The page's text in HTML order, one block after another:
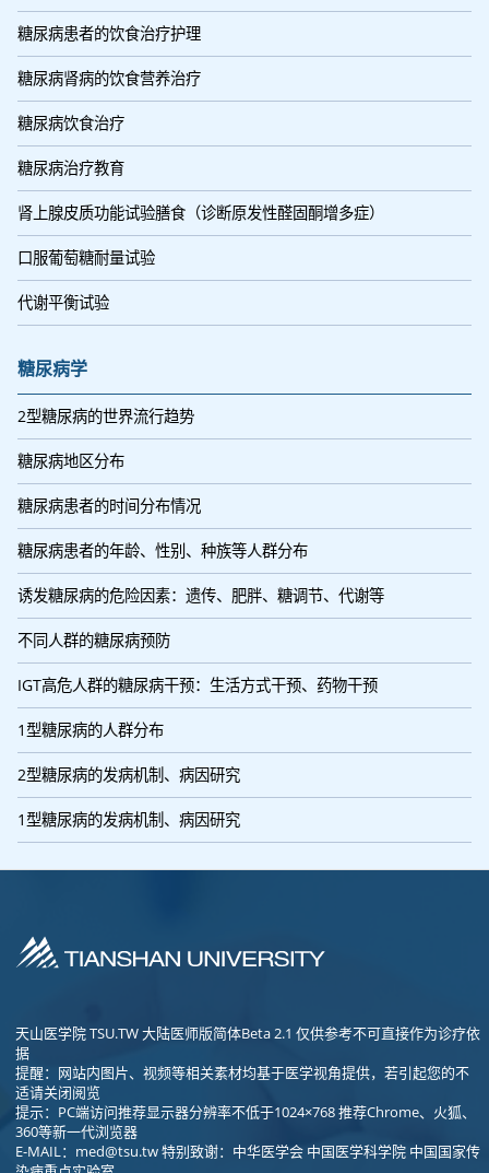
糖尿病患者的饮食治疗护理
糖尿病肾病的饮食营养治疗
糖尿病饮食治疗
糖尿病治疗教育
肾上腺皮质功能试验膳食（诊断原发性醛固酮增多症）
口服葡萄糖耐量试验
代谢平衡试验
糖尿病学
2型糖尿病的世界流行趋势
糖尿病地区分布
糖尿病患者的时间分布情况
糖尿病患者的年龄、性别、种族等人群分布
诱发糖尿病的危险因素：遗传、肥胖、糖调节、代谢等
不同人群的糖尿病预防
IGT高危人群的糖尿病干预：生活方式干预、药物干预
1型糖尿病的人群分布
2型糖尿病的发病机制、病因研究
1型糖尿病的发病机制、病因研究
天山医学院 TSU.TW 大陆医师版简体Beta 2.1 仅供参考不可直接作为诊疗依
据
提醒：网站内图片、视频等相关素材均基于医学视角提供，若引起您的不
适请关闭阅览
提示：PC端访问推荐显示器分辨率不低于1024×768 推荐Chrome、火狐、
360等新一代浏览器
E-MAIL： med@tsu.tw特别致谢：中华医学会 中国医学科学院 中国国家传